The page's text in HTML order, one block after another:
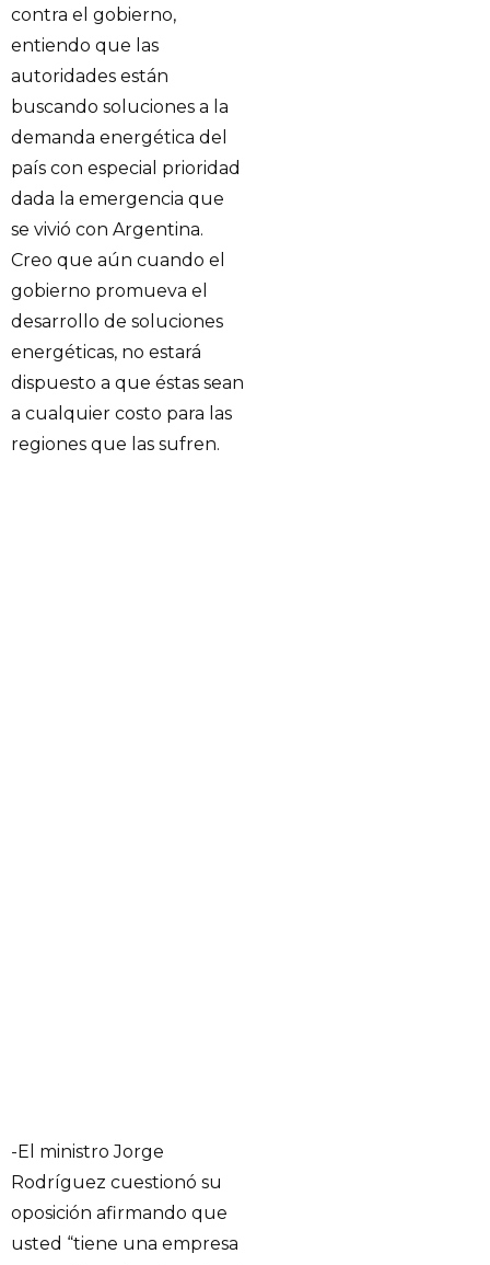
contra el gobierno,
entiendo que las
autoridades están
buscando soluciones a la
demanda energética del
país con especial prioridad
dada la emergencia que
se vivió con Argentina.
Creo que aún cuando el
gobierno promueva el
desarrollo de soluciones
energéticas, no estará
dispuesto a que éstas sean
a cualquier costo para las
regiones que las sufren.
-El ministro Jorge
Rodríguez cuestionó su
oposición afirmando que
usted “tiene una empresa